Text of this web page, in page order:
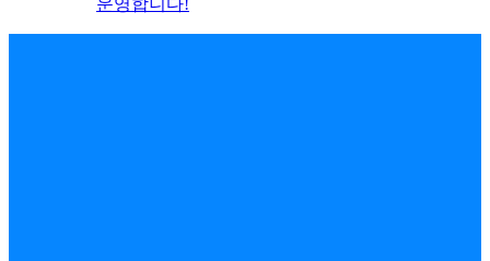
운영합니다!